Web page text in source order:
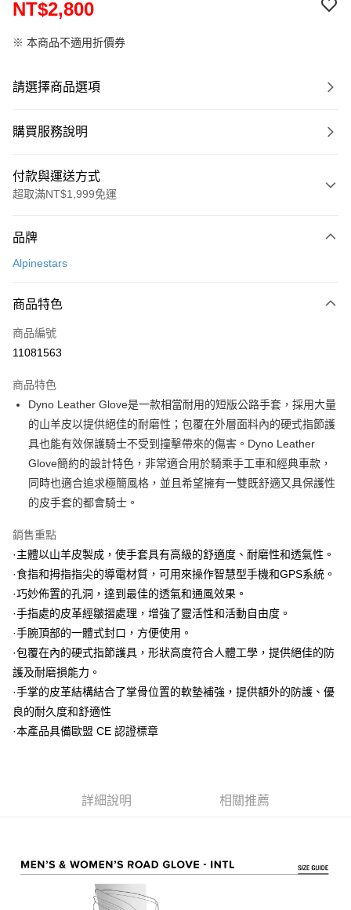
NT$2,800
※ 本商品不適用折價券
請選擇商品選項
購買服務說明
付款與運送方式
超取滿NT$1,999免運
信用卡一次付款
3 期 0 利率 每期
合作金庫商業銀行
上海商業儲蓄銀行
臺灣中小企業銀行
匯豐（台灣）商業銀行
華泰商業銀行
聯邦商業銀行
遠東國際商業銀行
元大商業銀行
永豐商業銀行
玉山商業銀行
星展（台灣）商業銀行
台灣樂天信用卡公司
超商取貨付款
LINE Pay
Apple Pay
街口支付
悠遊付
Google Pay
全盈+PAY
大哥付你分期
相關說明
【大哥付你分期使用說明】
2.付款方式選擇「大哥付你分期」，訂單成立後會自動跳轉到大哥付的交易
流程，驗證手機門號後，選擇欲分期的期數、繳款截止日，確認付款後即完
成交易。
3.實際核准額度、可分期數及費用金額請依後續交易確認頁面所載為準。
4.訂單成立30分鐘內，如未前往確認交易或遇審核未通過，訂單將自動取
消。如遇「轉專審核」未通過狀況，表示未達大哥付你分期系統評分，恕無
法說明評估內容。
【繳款方式說明】
1.分期款項不併入電信帳單，「大哥付你分期」於每月結算日後寄送繳費提
醒簡訊。
1.本服務係由「台灣大哥大股份有限公司」（以下簡稱本公司）所提供，讓
由本公司與您本人進行分期帳單所需資料之確認、核對及更正。
3.完整用戶服務條款，請詳閱以下連結：
AFTEE先享後付
相關說明
【關於「AFTEE先享後付」】
AFTEE先享後付是「在收到商品之後才付款」的支付方式。 讓您購物簡單
便利好安心！
２．便利：只要手機號碼，簡訊認證，即可結帳。
３．安心：先確認商品／服務後，再付款。
【「AFTEE先享後付」結帳流程】
１．於結帳方式選擇「AFTEE先享後付」後，將跳轉至「AFTEE先享後付」
※ 請注意：結帳手續完成當下不需立刻繳費，但若您需要取消訂單，請聯絡
是否繳費成功／繳費後需取消欲退款等相關疑問，請聯繫「AFTEE先享後付
客戶支援中心」https://netprotections.freshdesk.com/support/home
ATM付款
運送方式
全家取貨付款
每筆NT$80，滿NT$1,999(含以上)免運費
每筆NT$80，滿NT$1,999(含以上)免運費
品牌
Alpinestars
商品特色
商品編號
11081563
商品特色
Dyno Leather Glove是一款相當耐用的短版公路手套，採用大量
的山羊皮以提供絕佳的耐磨性；包覆在外層面料內的硬式指節護
具也能有效保護騎士不受到撞擊帶來的傷害。Dyno Leather
Glove簡約的設計特色，非常適合用於騎乘手工車和經典車款，
同時也適合追求極簡風格，並且希望擁有一雙既舒適又具保護性
的皮手套的都會騎士。
銷售重點
·主體以山羊皮製成，使手套具有高級的舒適度、耐磨性和透氣性。
·食指和拇指指尖的導電材質，可用來操作智慧型手機和GPS系統。
·巧妙佈置的孔洞，達到最佳的透氣和通風效果。
·手指處的皮革經皺摺處理，增強了靈活性和活動自由度。
·手腕頂部的一體式封口，方便使用。
·包覆在內的硬式指節護具，形狀高度符合人體工學，提供絕佳的防
護及耐磨損能力。
·手掌的皮革結構結合了掌骨位置的軟墊補強，提供額外的防護、優
良的耐久度和舒適性
·本產品具備歐盟 CE 認證標章
詳細說明 相關推薦